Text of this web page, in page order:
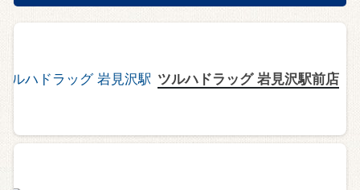
ツルハドラッグ 岩見沢駅前店